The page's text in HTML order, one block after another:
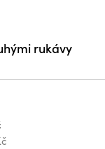
rukávy